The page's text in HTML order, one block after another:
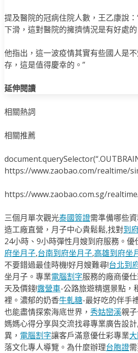
提及醫院的冠病住院人數，王乙康說
下滑，這對醫院的擁擠情況是有好處的
他指出，這一波疫情其實有些國人是
存，這是值得慶幸的。”
延伸閱讀
相關熱詞
相關推薦
https://www.zaobao.com/realtime/
https://www.zaobao.com.sg/
三個月單次觀光泰國簽證需準備哪些資
造工廠直營，月子中心貴鬆鬆,找對到
24小時、9小時彈性月嫂到府服務。優
府坐月子,台南到府坐月子,高雄到府坐
不要錯過最佳時機!好月嫂難尋!台北到
坐月子。專業電腦割字服務的廠商優
天及價錢!露營車-公路旅遊精選景點，
裡。濃郁的奶香牛軋糖-最好吃的伴手
也能盡情探索海底世界， 秀姑巒溪親
媽媽心得分享與交流找尋專業廣告設
異， 電腦割字讓客戶滿意優仕彩專業
落文化專人導覽。為什麼辦理台胞證